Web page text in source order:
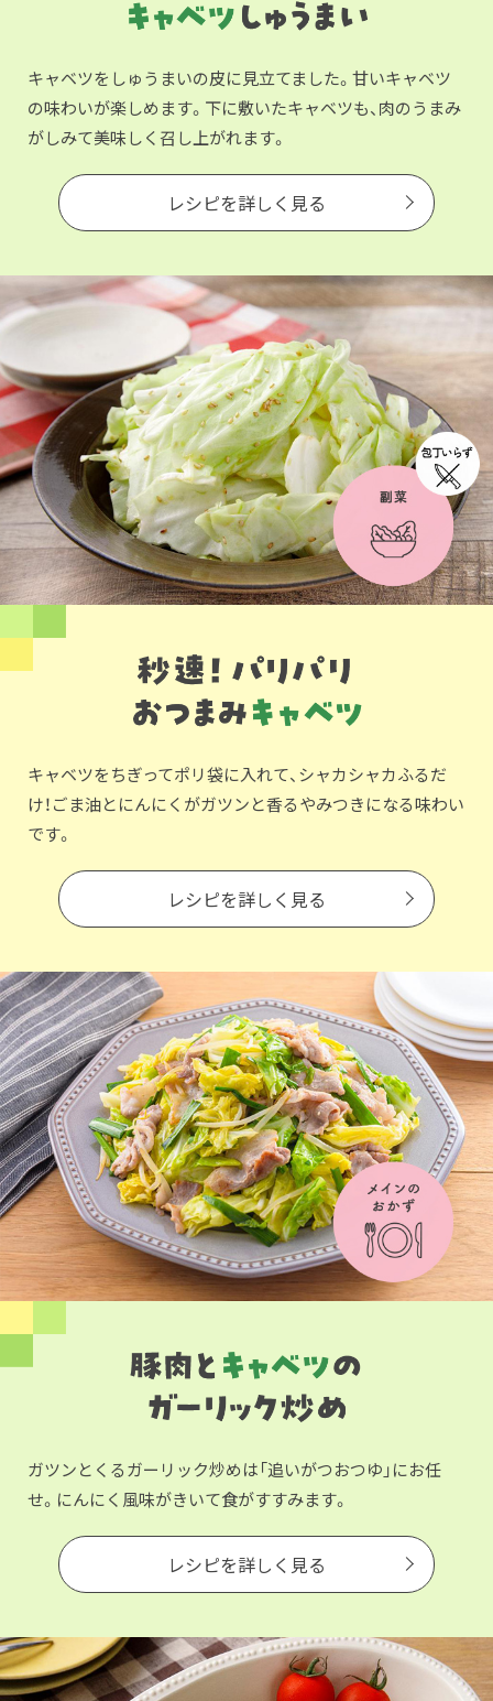
キャベツをしゅうまいの皮に見立てました。甘いキャベツ
の味わいが楽しめます。下に敷いたキャベツも、肉のうまみ
がしみて美味しく召し上がれます。
レシピを詳しく見る
キャベツをちぎってポリ袋に入れて、シャカシャカふるだ
け！ごま油とにんにくがガツンと香るやみつきになる味わい
です。
レシピを詳しく見る
ガツンとくるガーリック炒めは「追いがつおつゆ」にお任
せ。にんにく風味がきいて食がすすみます。
レシピを詳しく見る